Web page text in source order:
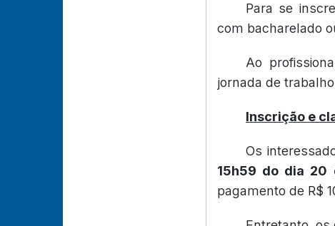
Para se
com bacharelado
Ao
jornada de
Inscrição e
Os
15h59 do dia 20
pagamento de R$